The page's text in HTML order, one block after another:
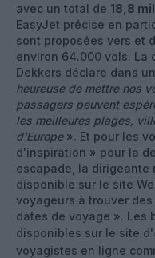
avec un total de 18,8
EasyJet précise en
sont proposées vers et
environ 64.000 vols. La
Dekkers déclare dans
heureuse de mettre nos
passagers peuvent
les meilleures plages,
d'Europe». Et pour les
d'inspiration » pour la
escapade, la dirigeante
disponible sur le site
voyageurs à trouver
dates de voyage ». Les
disponibles sur le site d'
voyagistes en ligne